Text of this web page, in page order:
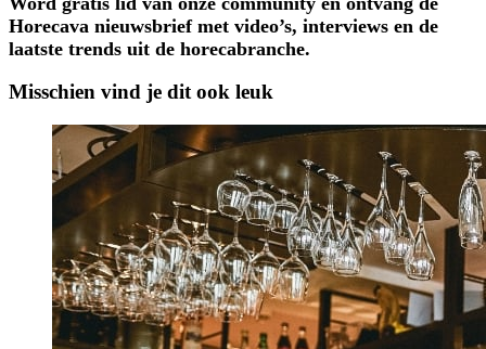
Horecava nieuwsbrief met video’s, interviews en de
laatste trends uit de horecabranche.
Misschien vind je dit ook leuk